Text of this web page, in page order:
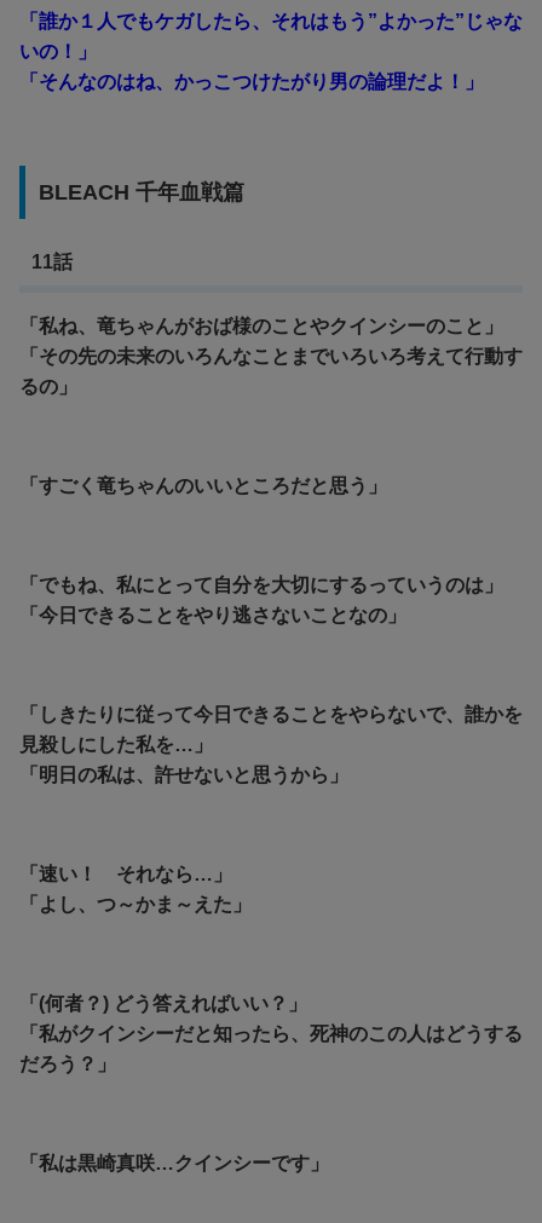
「誰か１人でもケガしたら、それはもう”よかった”じゃな
いの！」
「そんなのはね、かっこつけたがり男の論理だよ！」
BLEACH 千年血戦篇
11話
「私ね、竜ちゃんがおば様のことやクインシーのこと」
「その先の未来のいろんなことまでいろいろ考えて行動す
るの」
「すごく竜ちゃんのいいところだと思う」
「でもね、私にとって自分を大切にするっていうのは」
「今日できることをやり逃さないことなの」
「しきたりに従って今日できることをやらないで、誰かを
見殺しにした私を…」
「明日の私は、許せないと思うから」
「速い！ それなら…」
「よし、つ～かま～えた」
「(何者？) どう答えればいい？」
「私がクインシーだと知ったら、死神のこの人はどうする
だろう？」
「私は黒崎真咲…クインシーです」